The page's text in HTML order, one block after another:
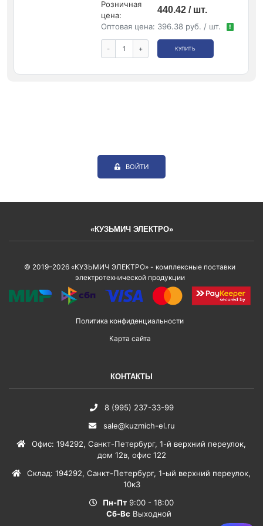
Розничная
цена:
440.42 / шт.
Оптовая цена: 396.38 руб. / шт. !
- + КУПИТЬ
ВОЙТИ
«КУЗЬМИЧ ЭЛЕКТРО»
© 2019–2026 «КУЗЬМИЧ ЭЛЕКТРО» - комплексные поставки
электротехнической продукции
Политика конфиденциальности
Карта сайта
КОНТАКТЫ
8 (995) 237-33-99
sale@kuzmich-el.ru
Офис: 194292, Санкт-Петербург, 1-й верхний переулок,
дом 12в, офис 122
Склад: 194292, Санкт-Петербург, 1-ый верхний переулок,
10к3
Пн-Пт 9:00 - 18:00
Сб-Вс Выходной